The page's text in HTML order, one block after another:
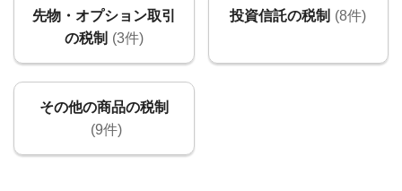
先物・オプション取引
の税制 (3件)
投資信託の税制 (8件)
その他の商品の税制
(9件)